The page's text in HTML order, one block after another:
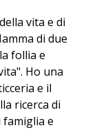
vita e di
di due
follia e
Ho una
e il
ricerca di
e